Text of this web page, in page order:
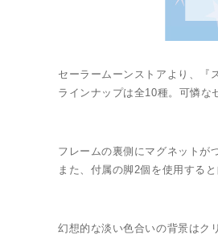
セーラームーンストアより、『
ラインナップは全10種。可憐な
フレームの裏側にマグネットが
また、付属の脚2個を使用する
幻想的な淡い色合いの背景はク